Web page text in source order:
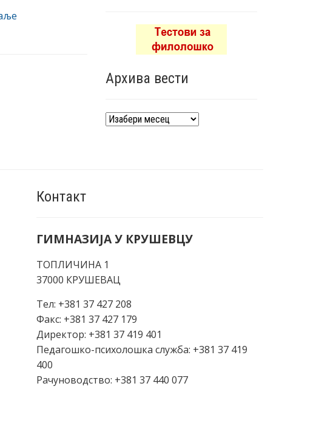
Архива вести
Архива
Контакт
ГИМНАЗИЈА У КРУШЕВЦУ
ТОПЛИЧИНА 1
37000 КРУШЕВАЦ
Тел: +381 37 427 208
Факс: +381 37 427 179
Директор: +381 37 419 401
Педагошко-психолошка служба: +381 37 419
400
Рачуноводство: +381 37 440 077